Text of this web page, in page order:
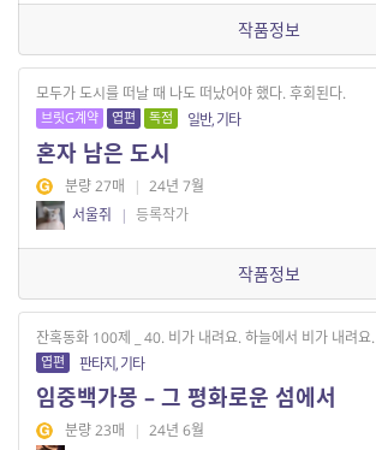
작품정보
모두가 도시를 떠날 때 나도 떠났어야 했다. 후회된다.
브릿G계약 엽편 독점 일반, 기타
혼자 남은 도시
분량 27매 | 24년 7월
서울쥐
| 등록작가
작품정보
잔혹동화 100제 _ 40. 비가 내려요. 하늘에서 비가 내려요.
엽편 판타지, 기타
임중백가몽 – 그 평화로운 섬에서
분량 23매 | 24년 6월